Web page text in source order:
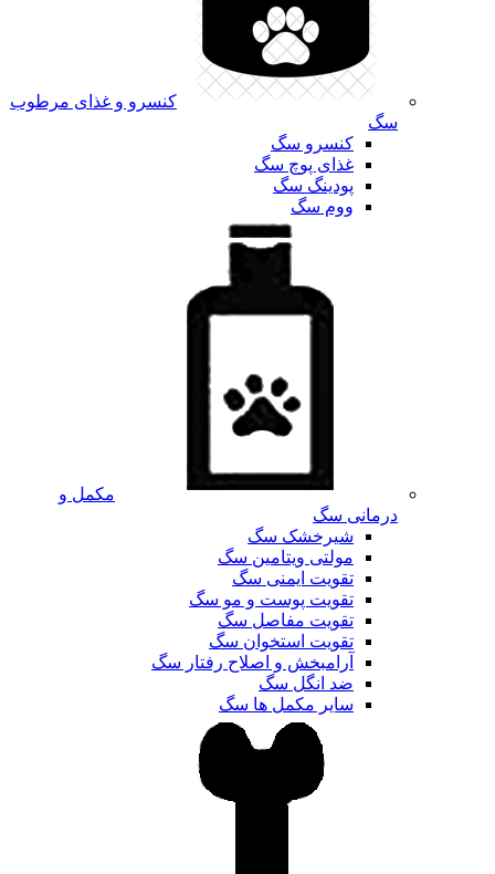
کنسرو و غذای مرطوب
سگ
کنسرو سگ
غذای پوچ سگ
پودینگ سگ
ووم سگ
مکمل و
درمانی سگ
شیرخشک سگ
مولتی ویتامین سگ
تقویت ایمنی سگ
تقویت پوست و مو سگ
تقویت مفاصل سگ
تقویت استخوان سگ
آرامبخش و اصلاح رفتار سگ
ضد انگل سگ
سایر مکمل ها سگ